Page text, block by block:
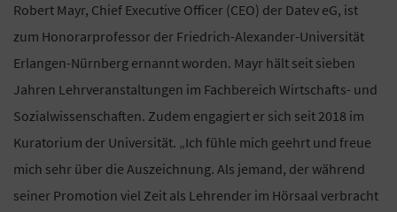
Robert Mayr, Chief Executive Officer (CEO) der Datev eG, ist
zum Honorarprofessor der Friedrich-Alexander-Universität
Erlangen-Nürnberg ernannt worden. Mayr hält seit sieben
Jahren Lehrveranstaltungen im Fachbereich Wirtschafts- und
Sozialwissenschaften. Zudem engagiert er sich seit 2018 im
Kuratorium der Universität. „Ich fühle mich geehrt und freue
mich sehr über die Auszeichnung. Als jemand, der während
seiner Promotion viel Zeit als Lehrender im Hörsaal verbracht